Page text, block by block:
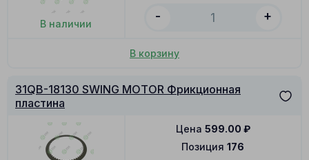
В наличии
- +
В корзину
31QB-18130 SWING MOTOR Фрикционная
пластина
Позиция 176
Цена 599.00 ₽